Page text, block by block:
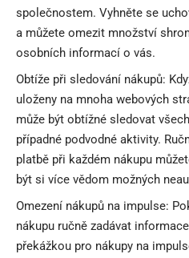
společnostem. Vyhněte se
a můžete omezit množství
osobních informací o vás.
Obtíže při sledování nákupů:
uloženy na mnoha webových
může být obtížné sledovat
případné podvodné aktivity.
platbě při každém nákupu
být si více vědom možných
Omezení nákupů na impulse:
nákupu ručně zadávat
překážkou pro nákupy na